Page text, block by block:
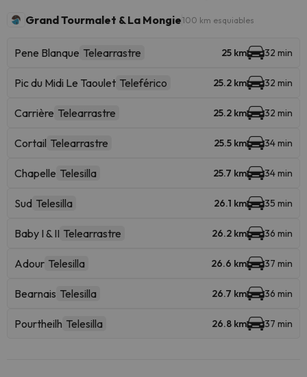
Grand Tourmalet & La Mongie100 km esquiables
Pene Blanque Telearrastre 25 km 32 min
Pic du Midi Le Taoulet Teleférico 25.2 km 32 min
Carrière Telearrastre 25.2 km 32 min
Cortail Telearrastre 25.5 km 34 min
Chapelle Telesilla 25.7 km 34 min
Sud Telesilla 26.1 km 35 min
Baby I & II Telearrastre 26.2 km 36 min
Adour Telesilla 26.6 km 37 min
Bearnais Telesilla 26.7 km 36 min
Pourtheilh Telesilla 26.8 km 37 min